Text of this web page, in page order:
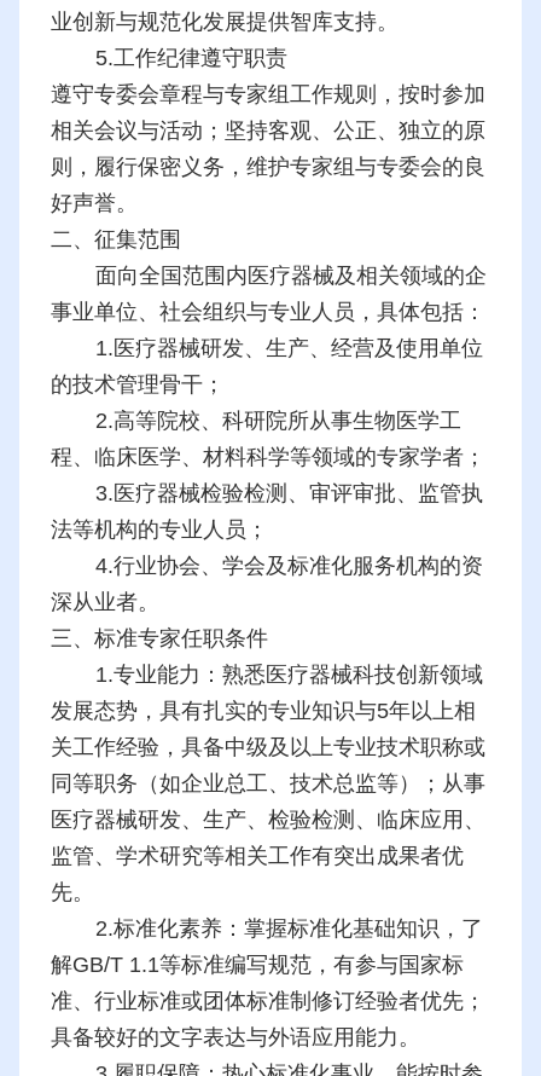
业创新与规范化发展提供智库支持。
5.工作纪律遵守职责
遵守专委会章程与专家组工作规则，按时参加
相关会议与活动；坚持客观、公正、独立的原
则，履行保密义务，维护专家组与专委会的良
好声誉。
二、征集范围
面向全国范围内医疗器械及相关领域的企
事业单位、社会组织与专业人员，具体包括：
1.医疗器械研发、生产、经营及使用单位
的技术管理骨干；
2.高等院校、科研院所从事生物医学工
程、临床医学、材料科学等领域的专家学者；
3.医疗器械检验检测、审评审批、监管执
法等机构的专业人员；
4.行业协会、学会及标准化服务机构的资
深从业者。
三、标准专家任职条件
1.专业能力：熟悉医疗器械科技创新领域
发展态势，具有扎实的专业知识与5年以上相
关工作经验，具备中级及以上专业技术职称或
同等职务（如企业总工、技术总监等）；从事
医疗器械研发、生产、检验检测、临床应用、
监管、学术研究等相关工作有突出成果者优
先。
2.标准化素养：掌握标准化基础知识，了
解GB/T 1.1等标准编写规范，有参与国家标
准、行业标准或团体标准制修订经验者优先；
具备较好的文字表达与外语应用能力。